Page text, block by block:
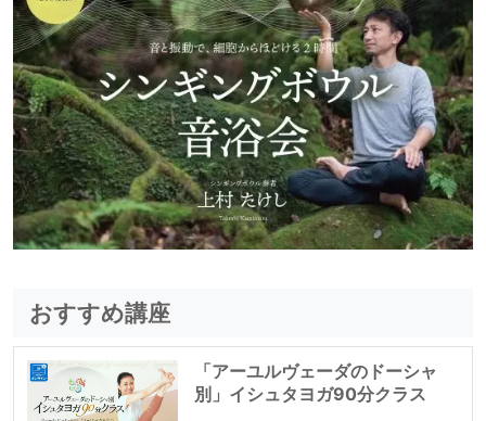
おすすめ講座
「アーユルヴェーダのドーシャ
別」イシュタヨガ90分クラス